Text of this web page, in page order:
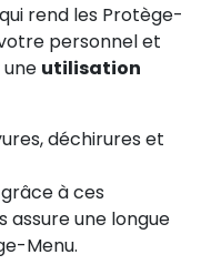
rend les Protège-
personnel et
utilisation
déchirures et
à ces
assure une longue
Menu.